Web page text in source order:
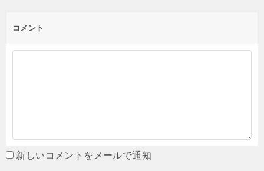
コメント
新しいコメントをメールで通知